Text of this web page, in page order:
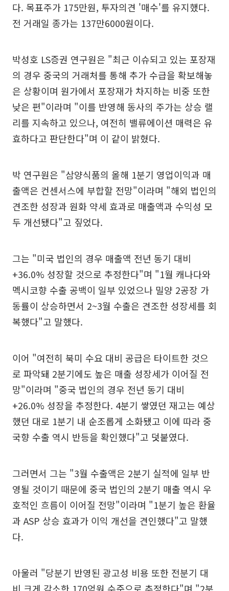
다. 목표주가 175만원, 투자의견 '매수'를 유지했다.
전 거래일 종가는 137만6000원이다.
박성호 LS증권 연구원은 "최근 이슈되고 있는 포장재
의 경우 중국의 거래처를 통해 추가 수급을 확보해놓
은 상황이며 원가에서 포장재가 차지하는 비중 또한
낮은 편"이라며 "이를 반영해 동사의 주가는 상승 랠
리를 지속하고 있으나, 여전히 밸류에이션 매력은 유
효하다고 판단한다"며 이 같이 밝혔다.
박 연구원은 "삼양식품의 올해 1분기 영업이익과 매
출액은 컨센서스에 부합할 전망"이라며 "해외 법인의
견조한 성장과 원화 약세 효과로 매출액과 수익성 모
두 개선됐다"고 짚었다.
그는 "미국 법인의 경우 매출액 전년 동기 대비
+36.0% 성장할 것으로 추정한다"며 "1월 캐나다와
멕시코향 수출 공백이 일부 있었으나 밀양 2공장 가
동률이 상승하면서 2~3월 수출은 견조한 성장세를 회
복했다"고 말했다.
이어 "여전히 북미 수요 대비 공급은 타이트한 것으
로 파악돼 2분기에도 높은 매출 성장세가 이어질 전
망"이라며 "중국 법인의 경우 전년 동기 대비
+26.0% 성장을 추정한다. 4분기 쌓였던 재고는 예상
했던 대로 1분기 내 순조롭게 소화됐고 이에 따라 중
국향 수출 역시 반등을 확인했다"고 덧붙였다.
그러면서 그는 "3월 수출액은 2분기 실적에 일부 반
영될 것이기 때문에 중국 법인의 2분기 매출 역시 우
호적인 흐름이 이어질 전망"이라며 "1분기 높은 환율
과 ASP 상승 효과가 이익 개선을 견인했다"고 말했
다.
아울러 "당분기 반영된 광고성 비용 또한 전분기 대